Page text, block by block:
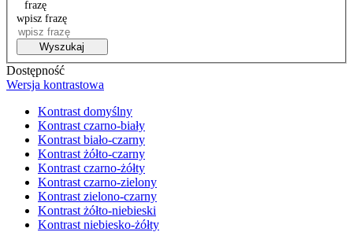
frazę
wpisz frazę
Wyszukaj
Dostępność
Wersja kontrastowa
Kontrast domyślny
Kontrast czarno-biały
Kontrast biało-czarny
Kontrast żółto-czarny
Kontrast czarno-żółty
Kontrast czarno-zielony
Kontrast zielono-czarny
Kontrast żółto-niebieski
Kontrast niebiesko-żółty